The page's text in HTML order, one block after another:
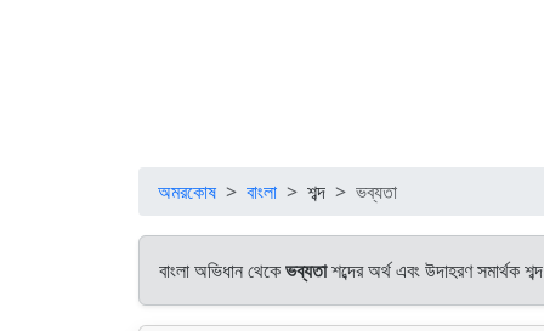
অমরকোষ বাংলা শব্দ ভব্যতা
বাংলা অভিধান থেকেভব্যতাশব্দের অর্থ এবং উদাহরণ সমার্থক